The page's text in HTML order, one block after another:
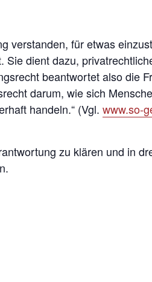
verstanden, für etwas
dient dazu,
beantwortet also die
darum, wie sich
handeln.“ (Vgl. www.so-
zu klären und in